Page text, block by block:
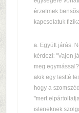
érzelmek
kapcsolatuk
a. Együtt járás.
kérdezi: "Vajon
meg
akik egy testté
hogy a
"mert
isteneknek